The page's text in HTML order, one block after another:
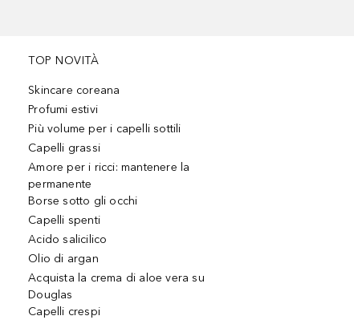
TOP NOVITÀ
Skincare coreana
Profumi estivi
Più volume per i capelli sottili
Capelli grassi
Amore per i ricci: mantenere la
permanente
Borse sotto gli occhi
Capelli spenti
Acido salicilico
Olio di argan
Acquista la crema di aloe vera su
Douglas
Capelli crespi